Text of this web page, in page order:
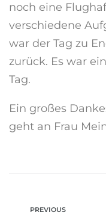
noch eine
verschiedene
war der Tag zu
zurück. Es war
Tag.
Ein großes
geht an Frau
PREVIOUS